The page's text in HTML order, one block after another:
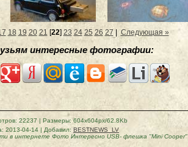
18 19 20 21[22] 23 24 25 26 27| Следующая »
интересные фотографии:
: 22237 | Размеры: 604x604px/62.8Kb
: 2013-04-14 | Добавил: BESTNEWS_LV
в интернете Фото Интересно USB- флешка "Mini Cooper"